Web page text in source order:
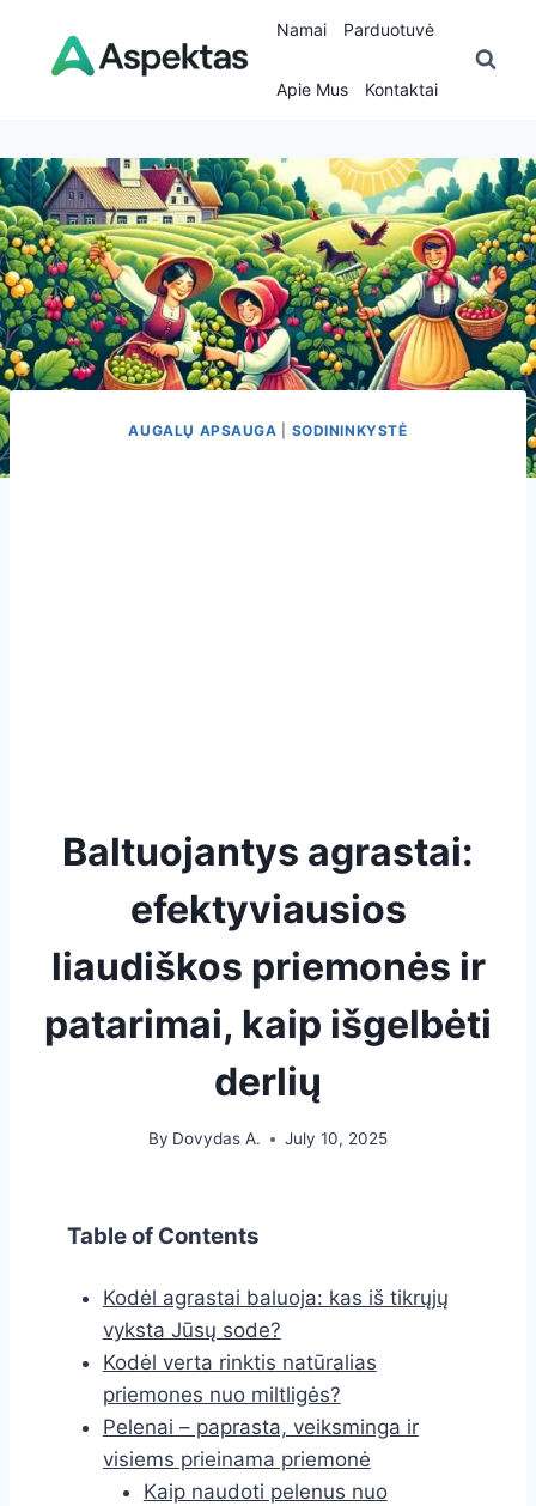
content
Namai Parduotuvė
Apie Mus Kontaktai
AUGALŲ APSAUGA SODININKYSTĖ
Baltuojantys agrastai:
efektyviausios
liaudiškos priemonės ir
patarimai, kaip išgelbėti
derlių
By Dovydas A. July 10, 2025
Table of Contents
Kodėl agrastai baluoja: kas iš tikrųjų
vyksta Jūsų sode?
Kodėl verta rinktis natūralias
priemones nuo miltligės?
Pelenai – paprasta, veiksminga ir
visiems prieinama priemonė
Kaip naudoti pelenus nuo